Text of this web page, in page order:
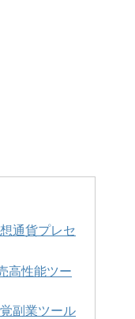
通貨プレセ
高性能ツー
副業ツール